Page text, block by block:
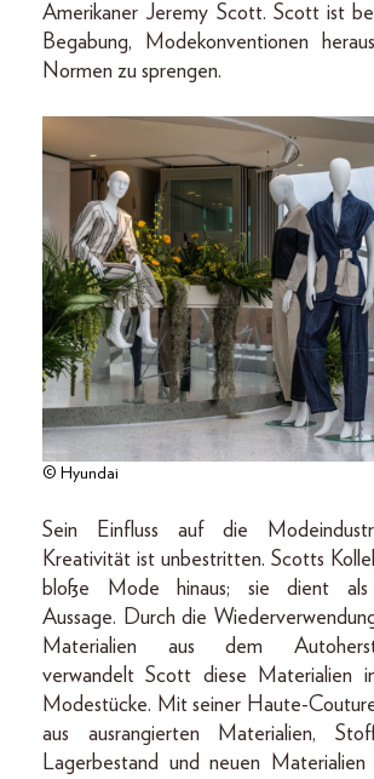
Amerikaner Jeremy Scott. Scott ist
Begabung, Modekonventionen
Normen zu sprengen.
© Hyundai
Sein Einfluss auf die
Kreativität ist unbestritten. Scotts
bloße Mode hinaus; sie dient als
Aussage. Durch die
Materialien aus dem
verwandelt Scott diese Materialien
Modestücke. Mit seiner Haute-
aus ausrangierten Materialien,
Lagerbestand und neuen Materialien